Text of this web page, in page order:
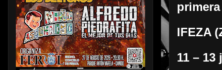
IFEZA
11 – 13